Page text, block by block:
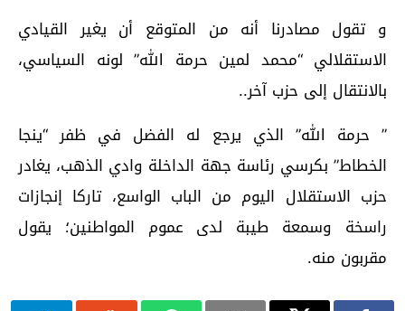
و تقول مصادرنا أنه من المتوقع أن يغير القيادي
الاستقلالي “محمد لمين حرمة الله” لونه السياسي،
بالانتقال إلى حزب آخر..
” حرمة الله” الذي يرجع له الفضل في ظفر “ينجا
الخطاط” بكرسي رئاسة جهة الداخلة وادي الذهب، يغادر
حزب الاستقلال اليوم من الباب الواسع، تاركا إنجازات
راسخة وسمعة طيبة لدى عموم المواطنين؛ يقول
مقربون منه.